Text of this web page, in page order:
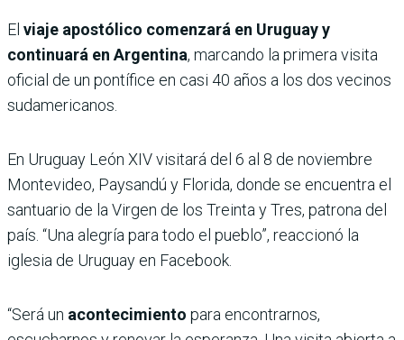
El viaje apostólico comenzará en Uruguay y
continuará en Argentina, marcando la primera visita
oficial de un pontífice en casi 40 años a los dos vecinos
sudamericanos.
En Uruguay León XIV visitará del 6 al 8 de noviembre
Montevideo, Paysandú y Florida, donde se encuentra el
santuario de la Virgen de los Treinta y Tres, patrona del
país. “Una alegría para todo el pueblo”, reaccionó la
iglesia de Uruguay en Facebook.
“Será un acontecimiento para encontrarnos,